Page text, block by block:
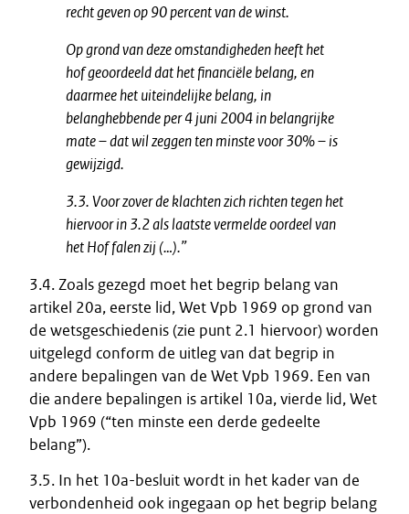
recht geven op 90 percent van de winst.
Op grond van deze omstandigheden heeft het
hof geoordeeld dat het financiële belang, en
daarmee het uiteindelijke belang, in
belanghebbende per 4 juni 2004 in belangrijke
mate – dat wil zeggen ten minste voor 30% – is
gewijzigd.
3.3. Voor zover de klachten zich richten tegen het
hiervoor in 3.2 als laatste vermelde oordeel van
het Hof falen zij (…).”
3.4. Zoals gezegd moet het begrip belang van
artikel 20a, eerste lid, Wet Vpb 1969 op grond van
de wetsgeschiedenis (zie punt 2.1 hiervoor) worden
uitgelegd conform de uitleg van dat begrip in
andere bepalingen van de Wet Vpb 1969. Een van
die andere bepalingen is artikel 10a, vierde lid, Wet
Vpb 1969 (“ten minste een derde gedeelte
belang”).
3.5. In het 10a-besluit wordt in het kader van de
verbondenheid ook ingegaan op het begrip belang